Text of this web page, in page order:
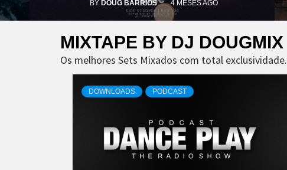
BY DOUG BARRIOS 4 MESES AGO
MIXTAPE BY DJ DOUGMIX
Os melhores Sets Mixados com total exclusividade.
DOWNLOADS PODCAST